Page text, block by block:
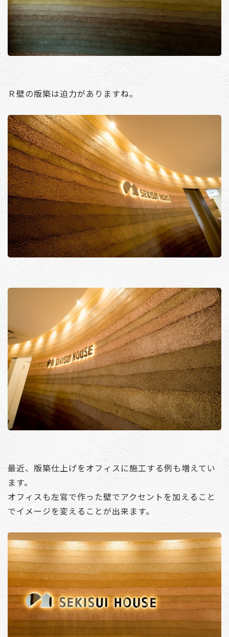
Ｒ壁の版築は迫力がありますね。
最近、版築仕上げをオフィスに施工する例も増えてい
ます。
オフィスも左官で作った壁でアクセントを加えること
でイメージを変えることが出来ます。